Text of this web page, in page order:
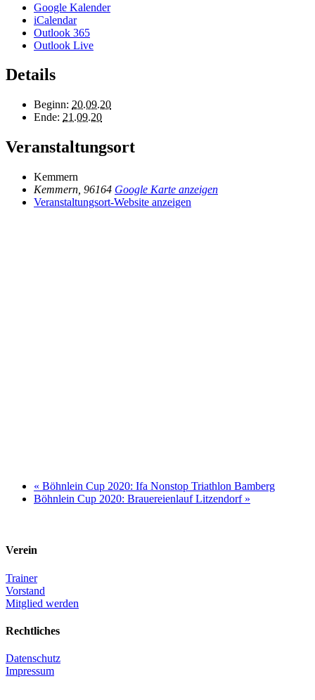
Google Kalender
iCalendar
Outlook 365
Outlook Live
Details
Beginn: 20.09.20
Ende: 21.09.20
Veranstaltungsort
Kemmern
Kemmern 96164 Google Karte anzeigen
Veranstaltungsort-Website anzeigen
« Böhnlein Cup 2020: Ifa Nonstop Triathlon Bamberg
Böhnlein Cup 2020: Brauereienlauf Litzendorf »
Verein
Trainer
Vorstand
Mitglied werden
Rechtliches
Datenschutz
Impressum